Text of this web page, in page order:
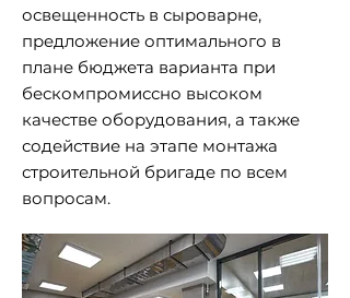
освещенность в сыроварне,
предложение оптимального в
плане бюджета варианта при
бескомпромиссно высоком
качестве оборудования, а также
содействие на этапе монтажа
строительной бригаде по всем
вопросам.